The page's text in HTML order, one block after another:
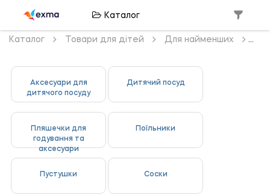
Каталог
Каталог Товари для дітей Для найменших
Аксесуари для
дитячого посуду
Дитячий посуд
Пляшечки для
годування та
аксесуари
Поїльники
Пустушки Соски